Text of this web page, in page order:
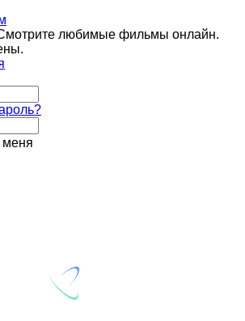
любимые фильмы онлайн.
меня